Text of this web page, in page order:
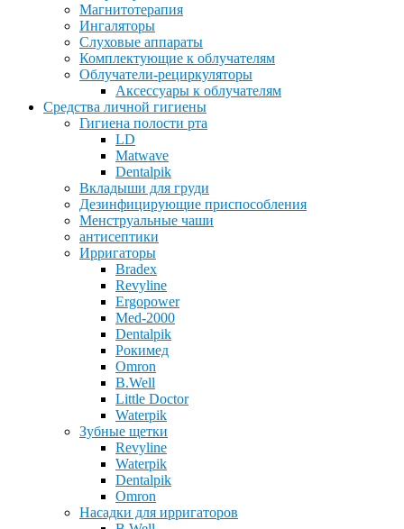
Магнитотерапия
Ингаляторы
Слуховые аппараты
Комплектующие к облучателям
Облучатели-рециркуляторы
Аксессуары к облучателям
Средства личной гигиены
Гигиена полости рта
LD
Matwave
Dentalpik
Вкладыши для груди
Дезинфицирующие приспособления
Менструальные чаши
антисептики
Ирригаторы
Bradex
Revyline
Ergopower
Med-2000
Dentalpik
Рокимед
Omron
B.Well
Little Doctor
Waterpik
Зубные щетки
Revyline
Waterpik
Dentalpik
Omron
Насадки для ирригаторов